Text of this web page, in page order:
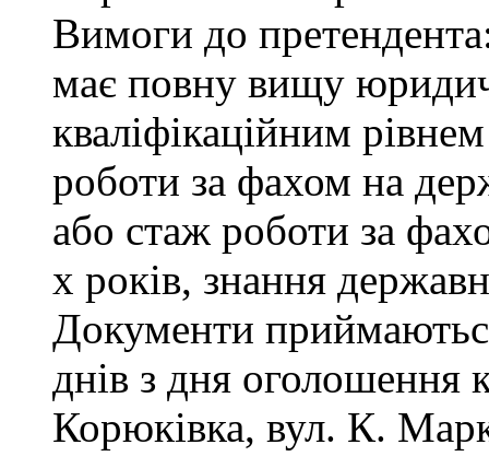
Вимоги до
має повну вищу
кваліфікаційним
роботи за фахом на
або стаж роботи за
х років, знання
Документи
днів з дня оголошення
Корюківка, вул. К.